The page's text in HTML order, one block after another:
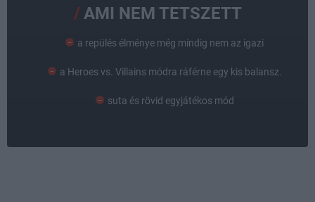
AMI NEM TETSZETT
a repülés élménye még mindig nem az igazi
a Heroes vs. Villains módra ráférne egy kis balansz.
suta és rövid egyjátékos mód